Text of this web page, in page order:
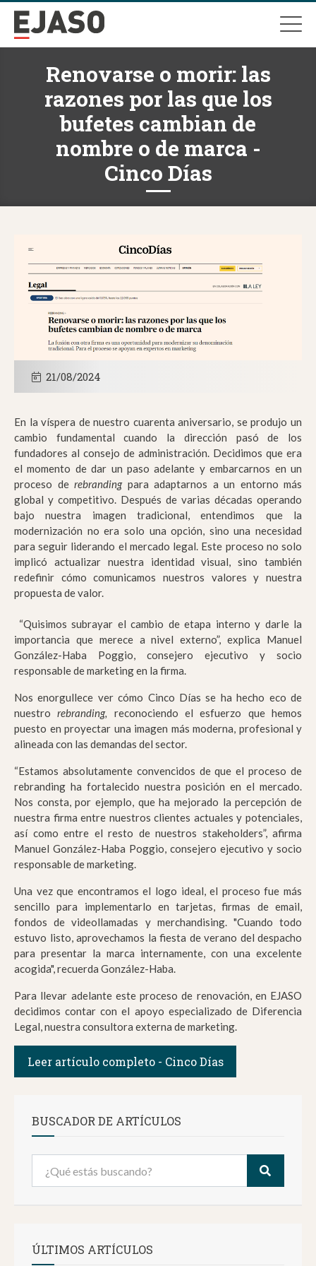
Renovarse o morir: las
razones por las que los
bufetes cambian de
nombre o de marca -
Cinco Días
21/08/2024
En la víspera de nuestro cuarenta aniversario, se produjo un
cambio fundamental cuando la dirección pasó de los
fundadores al consejo de administración. Decidimos que era
el momento de dar un paso adelante y embarcarnos en un
proceso de rebrandingpara adaptarnos a un entorno más
global y competitivo. Después de varias décadas operando
bajo nuestra imagen tradicional, entendimos que la
modernización no era solo una opción, sino una necesidad
para seguir liderando el mercado legal. Este proceso no solo
implicó actualizar nuestra identidad visual, sino también
redefinir cómo comunicamos nuestros valores y nuestra
propuesta de valor.
“Quisimos subrayar el cambio de etapa interno y darle la
importancia que merece a nivel externo”, explica Manuel
González-Haba Poggio, consejero ejecutivo y socio
responsable de marketing en la firma.
Nos enorgullece ver cómo Cinco Días se ha hecho eco de
nuestrorebranding, reconociendo el esfuerzo que hemos
puesto en proyectar una imagen más moderna, profesional y
alineada con las demandas del sector.
“Estamos absolutamente convencidos de que el proceso de
rebranding ha fortalecido nuestra posición en el mercado.
Nos consta, por ejemplo, que ha mejorado la percepción de
nuestra firma entre nuestros clientes actuales y potenciales,
así como entre el resto de nuestros stakeholders”, afirma
Manuel González-Haba Poggio, consejero ejecutivo y socio
responsable de marketing.
Una vez que encontramos el logo ideal, el proceso fue más
sencillo para implementarlo en tarjetas, firmas de email,
fondos de videollamadas y merchandising. "Cuando todo
estuvo listo, aprovechamos la fiesta de verano del despacho
para presentar la marca internamente, con una excelente
acogida", recuerda González-Haba.
Para llevar adelante este proceso de renovación, en EJASO
decidimos contar con el apoyo especializado de Diferencia
Legal, nuestra consultora externa de marketing.
Leer artículo completo - Cinco Días
BUSCADOR DE ARTÍCULOS
ÚLTIMOS ARTÍCULOS